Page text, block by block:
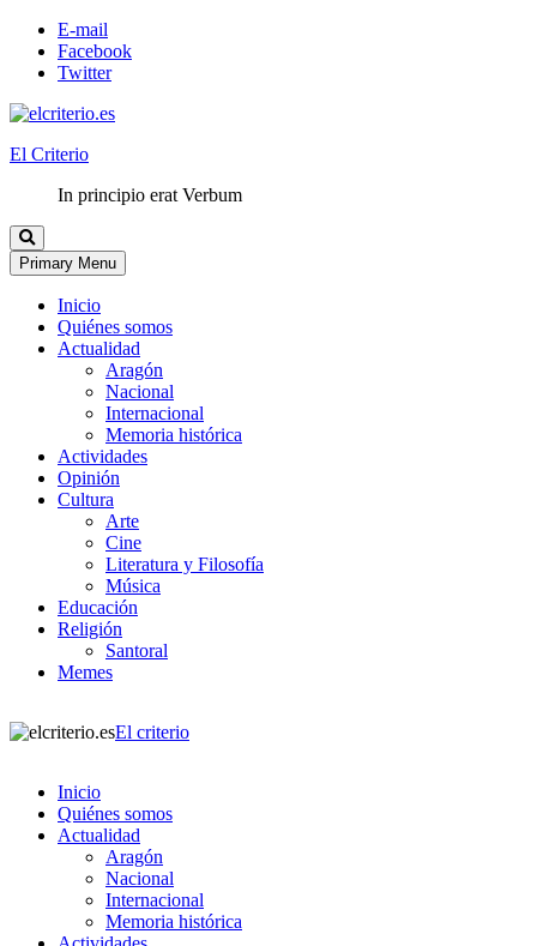
E-mail
Facebook
Twitter
El Criterio
In principio erat Verbum
Primary Menu
Inicio
Quiénes somos
Actualidad
Aragón
Nacional
Internacional
Memoria histórica
Actividades
Opinión
Cultura
Arte
Cine
Literatura y Filosofía
Música
Educación
Religión
Santoral
Memes
El criterio
Inicio
Quiénes somos
Actualidad
Aragón
Nacional
Internacional
Memoria histórica